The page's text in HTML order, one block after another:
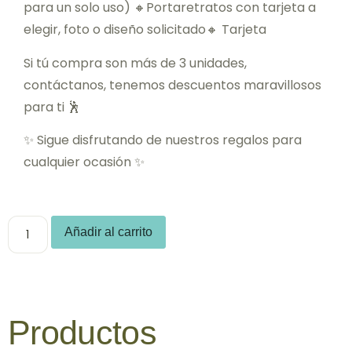
para un solo uso) 🔸Portaretratos con tarjeta a
elegir, foto o diseño solicitado🔸 Tarjeta
Si tú compra son más de 3 unidades,
contáctanos, tenemos descuentos maravillosos
para ti 🕺
✨ Sigue disfrutando de nuestros regalos para
cualquier ocasión ✨
Añadir al carrito
Productos